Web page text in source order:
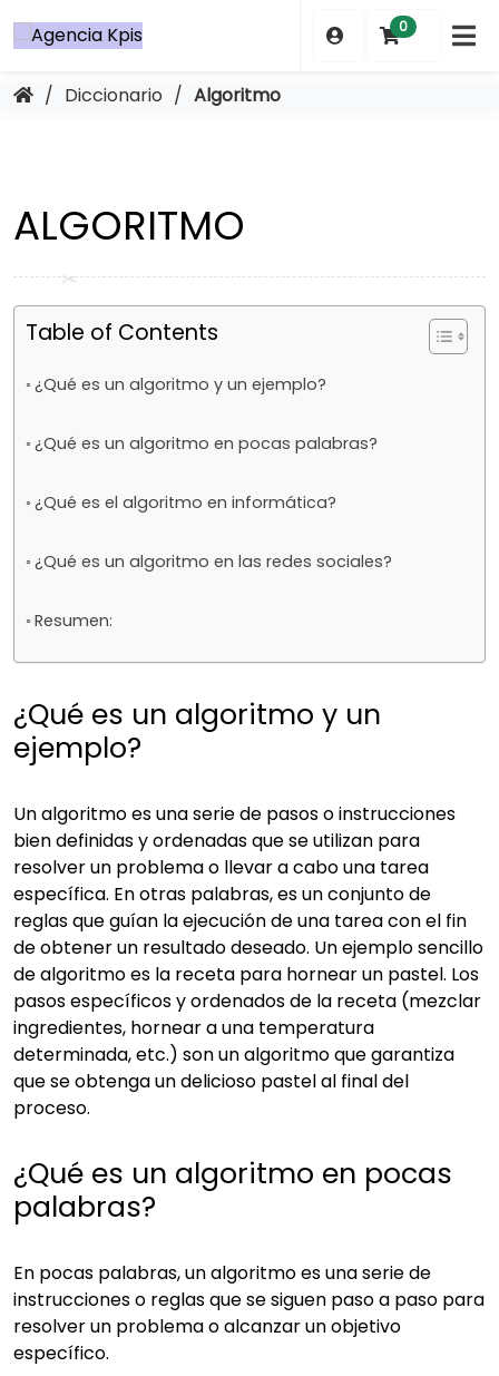
al
0
/ Diccionario / Algoritmo
ALGORITMO
Table of Contents
¿Qué es un algoritmo y un ejemplo?
¿Qué es un algoritmo en pocas palabras?
¿Qué es el algoritmo en informática?
¿Qué es un algoritmo en las redes sociales?
Resumen:
¿Qué es un algoritmo y un
ejemplo?
Un algoritmo es una serie de pasos o instrucciones
bien definidas y ordenadas que se utilizan para
resolver un problema o llevar a cabo una tarea
específica. En otras palabras, es un conjunto de
reglas que guían la ejecución de una tarea con el fin
de obtener un resultado deseado. Un ejemplo sencillo
de algoritmo es la receta para hornear un pastel. Los
pasos específicos y ordenados de la receta (mezclar
ingredientes, hornear a una temperatura
determinada, etc.) son un algoritmo que garantiza
que se obtenga un delicioso pastel al final del
proceso.
¿Qué es un algoritmo en pocas
palabras?
En pocas palabras, un algoritmo es una serie de
instrucciones o reglas que se siguen paso a paso para
resolver un problema o alcanzar un objetivo
específico.